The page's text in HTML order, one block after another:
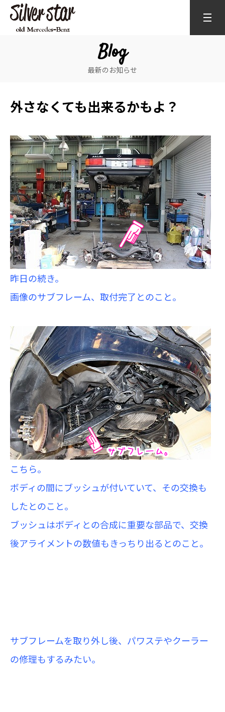
Blog
最新のお知らせ
外さなくても出来るかもよ？
昨日の続き。
画像のサブフレーム、取付完了とのこと。
こちら。
ボディの間にブッシュが付いていて、その交換も
したとのこと。
ブッシュはボディとの合成に重要な部品で、交換
後アライメントの数値もきっちり出るとのこと。
サブフレームを取り外し後、パワステやクーラー
の修理もするみたい。